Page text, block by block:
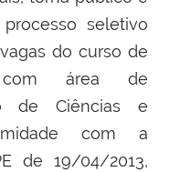
seletivo
do curso de
com área de
de Ciências e
com a
de 19/04/2013,